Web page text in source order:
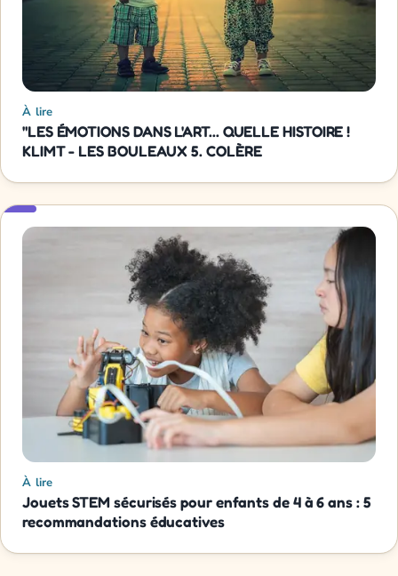
À lire
"LES ÉMOTIONS DANS L'ART... QUELLE HISTOIRE !
KLIMT - LES BOULEAUX 5. COLÈRE
À lire
Jouets STEM sécurisés pour enfants de 4 à 6 ans : 5
recommandations éducatives